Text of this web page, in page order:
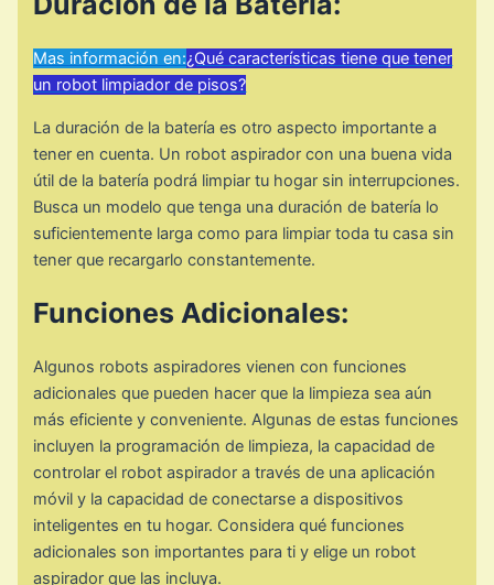
Mas información en:¿Qué características tiene que tener
un robot limpiador de pisos?
La duración de la batería es otro aspecto importante a
tener en cuenta. Un robot aspirador con una buena vida
útil de la batería podrá limpiar tu hogar sin interrupciones.
Busca un modelo que tenga una duración de batería lo
suficientemente larga como para limpiar toda tu casa sin
tener que recargarlo constantemente.
Funciones Adicionales:
Algunos robots aspiradores vienen con funciones
adicionales que pueden hacer que la limpieza sea aún
más eficiente y conveniente. Algunas de estas funciones
incluyen la programación de limpieza, la capacidad de
controlar el robot aspirador a través de una aplicación
móvil y la capacidad de conectarse a dispositivos
inteligentes en tu hogar. Considera qué funciones
adicionales son importantes para ti y elige un robot
aspirador que las incluya.